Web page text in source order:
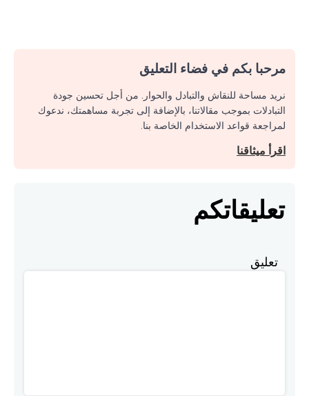
مرحبا بكم في فضاء التعليق
نريد مساحة للنقاش والتبادل والحوار. من أجل تحسين جودة
التبادلات بموجب مقالاتنا، بالإضافة إلى تجربة مساهمتك، ندعوك
لمراجعة قواعد الاستخدام الخاصة بنا.
اقرأ ميثاقنا
تعليقاتكم
تعليق